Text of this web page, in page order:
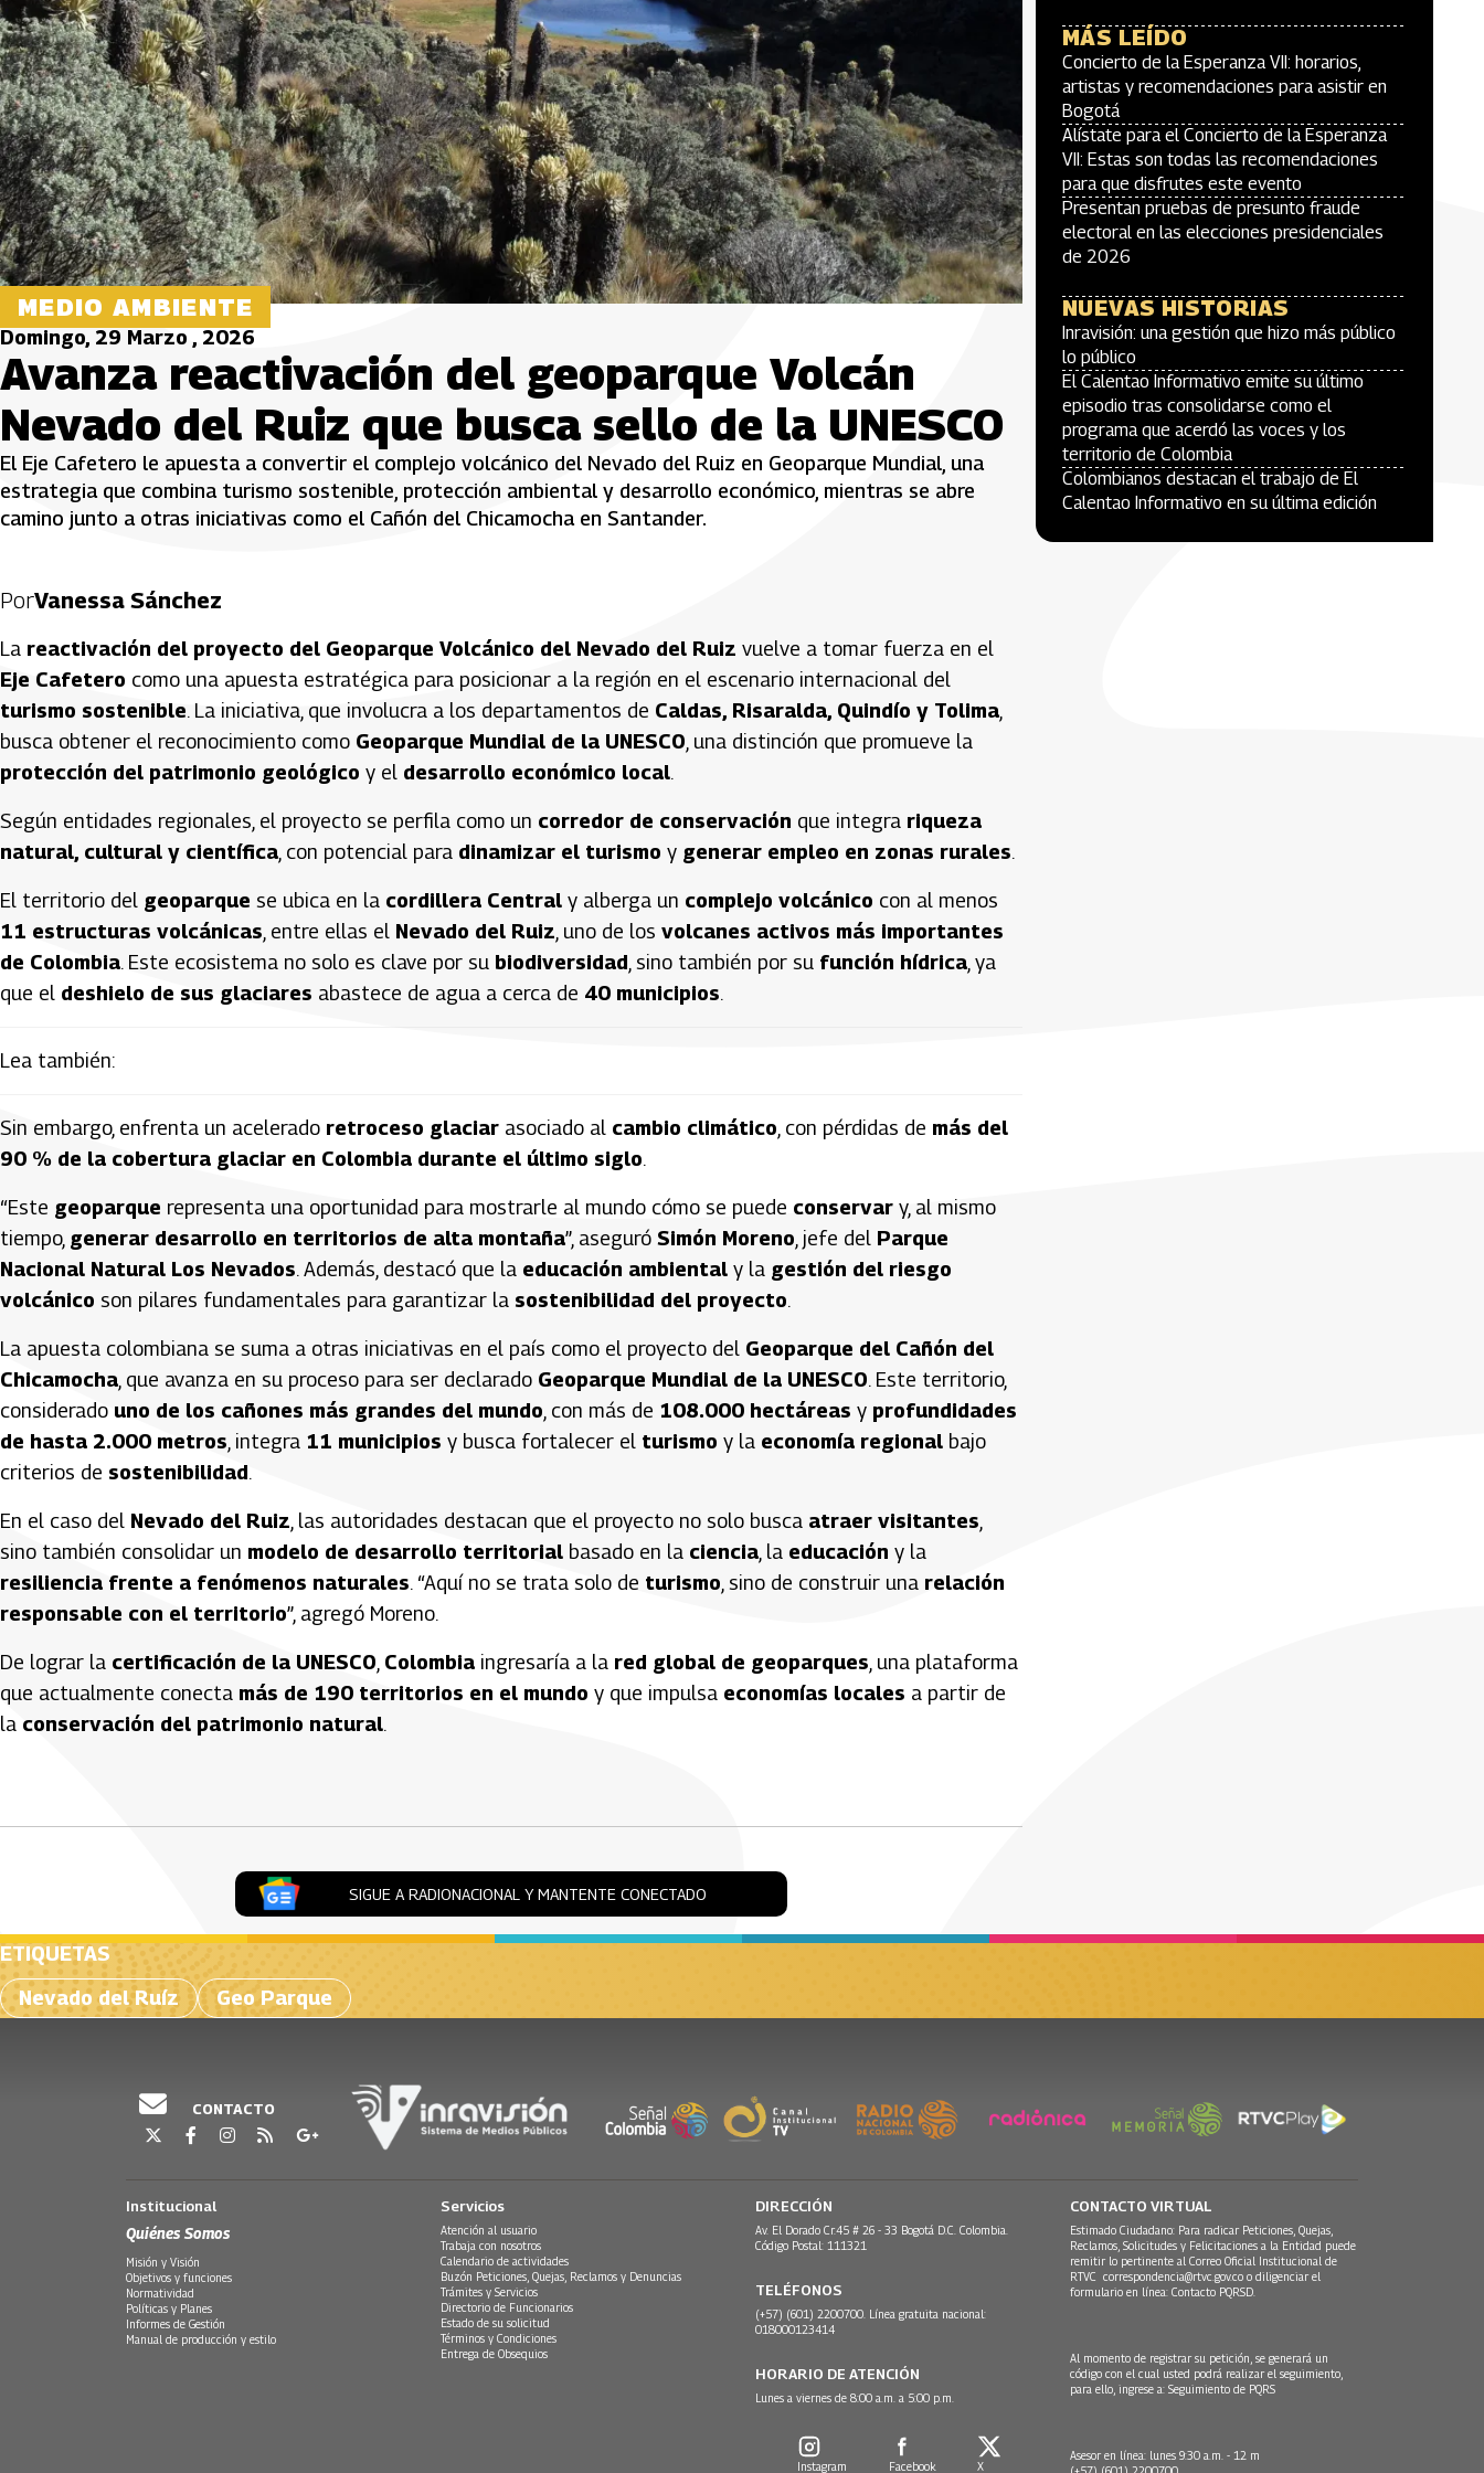
MEDIO AMBIENTE
Domingo, 29 Marzo , 2026
Avanza reactivación del geoparque Volcán
Nevado del Ruiz que busca sello de la UNESCO
El Eje Cafetero le apuesta a convertir el complejo volcánico del Nevado del Ruiz en Geoparque Mundial, una
estrategia que combina turismo sostenible, protección ambiental y desarrollo económico, mientras se abre
camino junto a otras iniciativas como el Cañón del Chicamocha en Santander.
PorVanessa Sánchez
La reactivación del proyecto del Geoparque Volcánico del Nevado del Ruiz vuelve a tomar fuerza en el
Eje Cafetero como una apuesta estratégica para posicionar a la región en el escenario internacional del
turismo sostenible. La iniciativa, que involucra a los departamentos de Caldas, Risaralda, Quindío y Tolima
busca obtener el reconocimiento como Geoparque Mundial de la UNESCO , una distinción que promueve la
protección del patrimonio geológico y el desarrollo económico local.
Según entidades regionales, el proyecto se perfila como un corredor de conservación que integra riqueza
natural, cultural y científica , con potencial para dinamizar el turismo y generar empleo en zonas rurales.
El territorio del geoparque se ubica en la cordillera Central y alberga un complejo volcánico con al menos
11 estructuras volcánicas , entre ellas el Nevado del Ruiz , uno de los volcanes activos más importantes
de Colombia. Este ecosistema no solo es clave por su biodiversidad , sino también por su función hídrica , ya
que el deshielo de sus glaciares abastece de agua a cerca de 40 municipios.
Lea también:
Sin embargo, enfrenta un acelerado retroceso glaciar asociado al cambio climático , con pérdidas de más del
90 % de la cobertura glaciar en Colombia durante el último siglo.
“Este geoparque representa una oportunidad para mostrarle al mundo cómo se puede conservar y, al mismo
tiempo, generar desarrollo en territorios de alta montaña”, aseguró Simón Moreno , jefe del Parque
Nacional Natural Los Nevados. Además, destacó que la educación ambiental y la gestión del riesgo
volcánico son pilares fundamentales para garantizar la sostenibilidad del proyecto.
La apuesta colombiana se suma a otras iniciativas en el país como el proyecto del Geoparque del Cañón del
Chicamocha , que avanza en su proceso para ser declarado Geoparque Mundial de la UNESCO. Este territorio,
considerado uno de los cañones más grandes del mundo , con más de 108.000 hectáreas y profundidades
de hasta 2.000 metros , integra 11 municipios y busca fortalecer el turismo y la economía regional bajo
criterios de sostenibilidad.
En el caso del Nevado del Ruiz , las autoridades destacan que el proyecto no solo busca atraer visitantes
sino también consolidar un modelo de desarrollo territorial basado en la ciencia , la educación y la
resiliencia frente a fenómenos naturales. “Aquí no se trata solo de turismo , sino de construir una relación
responsable con el territorio”, agregó Moreno.
De lograr la certificación de la UNESCO Colombia ingresaría a la red global de geoparques , una plataforma
que actualmente conecta más de 190 territorios en el mundo y que impulsa economías locales a partir de
la conservación del patrimonio natural.
SIGUE A RADIONACIONAL Y MANTENTE CONECTADO
MÁS LEÍDO
Concierto de la Esperanza VII: horarios,
artistas y recomendaciones para asistir en
Bogotá
Alístate para el Concierto de la Esperanza
VII: Estas son todas las recomendaciones
para que disfrutes este evento
Presentan pruebas de presunto fraude
electoral en las elecciones presidenciales
de 2026
NUEVAS HISTORIAS
Inravisión: una gestión que hizo más público
lo público
El Calentao Informativo emite su último
episodio tras consolidarse como el
programa que acerdó las voces y los
territorio de Colombia
Colombianos destacan el trabajo de El
Calentao Informativo en su última edición
ETIQUETAS
Nevado del Ruíz
Geo Parque
CONTACTO
Institucional
Quiénes Somos
Misión y Visión
Objetivos y funciones
Normatividad
Políticas y Planes
Informes de Gestión
Manual de producción y estilo
Servicios
Atención al usuario
Trabaja con nosotros
Calendario de actividades
Buzón Peticiones, Quejas, Reclamos y Denuncias
Trámites y Servicios
Directorio de Funcionarios
Estado de su solicitud
Términos y Condiciones
Entrega de Obsequios
DIRECCIÓN
Av. El Dorado Cr.45 # 26 - 33 Bogotá D.C. Colombia.
Código Postal: 111321
TELÉFONOS
(+57) (601) 2200700. Línea gratuita nacional:
018000123414
HORARIO DE ATENCIÓN
Lunes a viernes de 8:00 a.m. a 5:00 p.m.
Instagram Facebook X
CONTACTO VIRTUAL
Estimado Ciudadano: Para radicar Peticiones, Quejas,
Reclamos, Solicitudes y Felicitaciones a la Entidad puede
remitir lo pertinente al Correo Oficial Institucional de
RTVC correspondencia@rtvc.gov.co o diligenciar el
formulario en línea: Contacto PQRSD.
Al momento de registrar su petición, se generará un
código con el cual usted podrá realizar el seguimiento,
para ello, ingrese a: Seguimiento de PQRS
Asesor en línea: lunes 9:30 a.m. - 12 m